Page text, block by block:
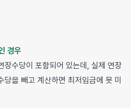
경우
장수당이 포함되어 있는데, 실제 연장
을 빼고 계산하면 최저임금에 못 미